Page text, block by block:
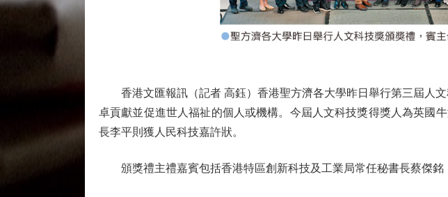
香港文匯報訊（記者 高鈺）香港聖方濟各大學昨日舉行第三屆人文
卓貢獻並促進世人福祉的個人或機構。今屆人文科技獎得獎人為英國
長李平則獲人民科技嘉許狀。
頒獎禮主禮嘉賓包括香港特區創新科技及工業局常任秘書長蔡傑銘